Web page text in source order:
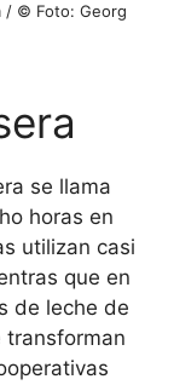
/ © Foto: Georg
se llama
horas en
utilizan casi
que en
de leche de
transforman